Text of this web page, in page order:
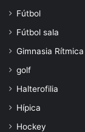
Fútbol
Fútbol sala
Gimnasia Rítmica
golf
Halterofilia
Hípica
Hockey